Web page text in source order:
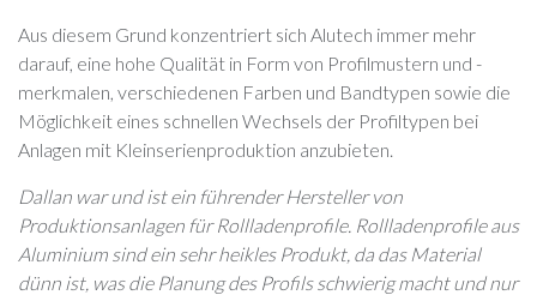
Aus diesem Grund konzentriert sich Alutech immer mehr
darauf, eine hohe Qualität in Form von Profilmustern und -
merkmalen, verschiedenen Farben und Bandtypen sowie die
Möglichkeit eines schnellen Wechsels der Profiltypen bei
Anlagen mit Kleinserienproduktion anzubieten.
Dallan war und ist ein führender Hersteller von
Produktionsanlagen für Rollladenprofile. Rollladenprofile aus
Aluminium sind ein sehr heikles Produkt, da das Material
dünn ist, was die Planung des Profils schwierig macht und nur